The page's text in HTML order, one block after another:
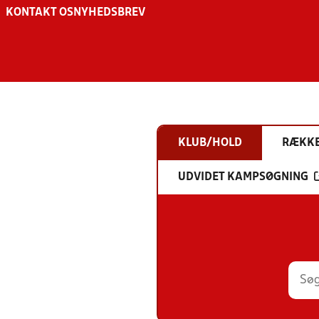
KONTAKT OS NYHEDSBREV
KLUB/HOLD
UDVIDET KAMPSØGNING